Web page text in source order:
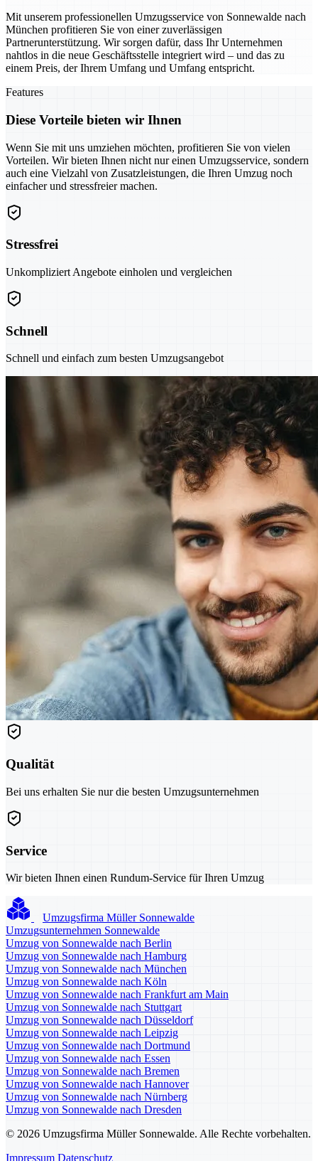
Mit unserem professionellen Umzugsservice von Sonnewalde nach
München profitieren Sie von einer zuverlässigen
Partnerunterstützung. Wir sorgen dafür, dass Ihr Unternehmen
nahtlos in die neue Geschäftsstelle integriert wird – und das zu
einem Preis, der Ihrem Umfang und Umfang entspricht.
Features
Diese Vorteile bieten wir Ihnen
Wenn Sie mit uns umziehen möchten, profitieren Sie von vielen
Vorteilen. Wir bieten Ihnen nicht nur einen Umzugsservice, sondern
auch eine Vielzahl von Zusatzleistungen, die Ihren Umzug noch
einfacher und stressfreier machen.
Stressfrei
Unkompliziert Angebote einholen und vergleichen
Schnell
Schnell und einfach zum besten Umzugsangebot
Qualität
Bei uns erhalten Sie nur die besten Umzugsunternehmen
Service
Wir bieten Ihnen einen Rundum-Service für Ihren Umzug
Umzugsfirma Müller Sonnewalde
Umzugsunternehmen Sonnewalde
Umzug von Sonnewalde nach Berlin
Umzug von Sonnewalde nach Hamburg
Umzug von Sonnewalde nach München
Umzug von Sonnewalde nach Köln
Umzug von Sonnewalde nach Frankfurt am Main
Umzug von Sonnewalde nach Stuttgart
Umzug von Sonnewalde nach Düsseldorf
Umzug von Sonnewalde nach Leipzig
Umzug von Sonnewalde nach Dortmund
Umzug von Sonnewalde nach Essen
Umzug von Sonnewalde nach Bremen
Umzug von Sonnewalde nach Hannover
Umzug von Sonnewalde nach Nürnberg
Umzug von Sonnewalde nach Dresden
© 2026 Umzugsfirma Müller Sonnewalde. Alle Rechte vorbehalten.
Impressum Datenschutz